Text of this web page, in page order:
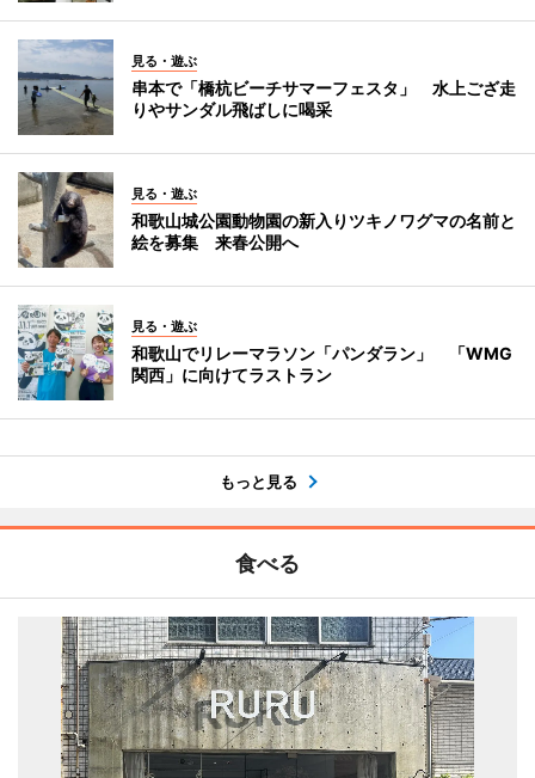
見る・遊ぶ
串本で「橋杭ビーチサマーフェスタ」 水上ござ走
りやサンダル飛ばしに喝采
見る・遊ぶ
和歌山城公園動物園の新入りツキノワグマの名前と
絵を募集 来春公開へ
見る・遊ぶ
和歌山でリレーマラソン「パンダラン」 「WMG
関西」に向けてラストラン
もっと見る
食べる